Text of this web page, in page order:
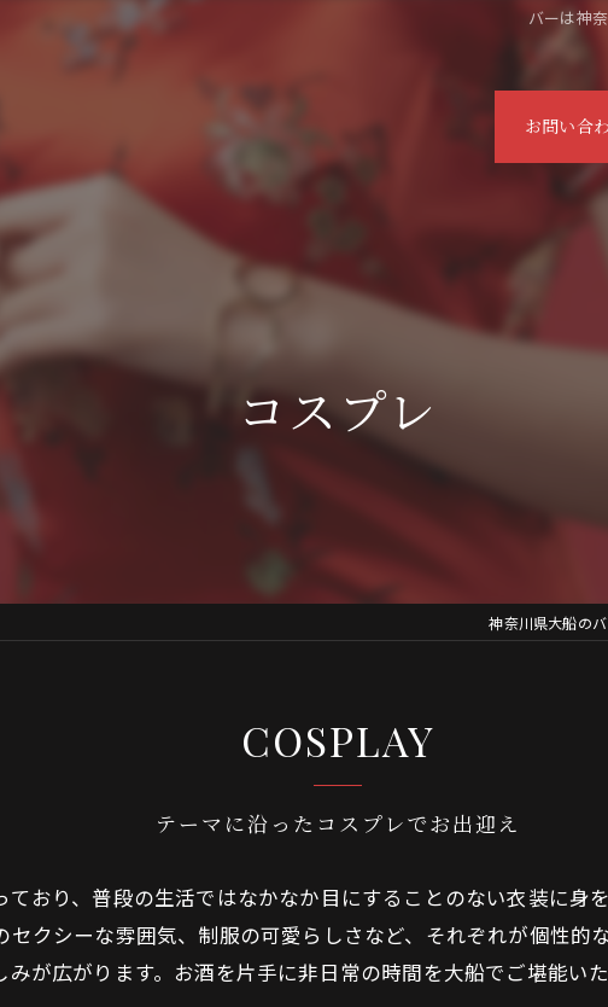
バーは神
お問い合
コスプレ
神奈川県大船の
テーマに沿ったコスプレでお出迎え
COSPLAY
おり、普段の生活ではなかなか目にすることのない衣装に身
クシーな雰囲気、制服の可愛らしさなど、それぞれが個性的
が広がります。お酒を片手に非日常の時間を大船でご堪能い